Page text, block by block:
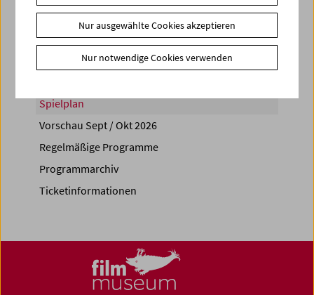
Share on
Spielplan
Vorschau Sept / Okt 2026
Regelmäßige Programme
Programmarchiv
Ticketinformationen
Nur ausgewählte Cookies akzeptieren
Nur notwendige Cookies verwenden